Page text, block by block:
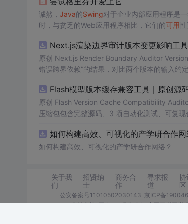
诚然， Java的Swing对于企业内部应用程序是
时，与贫乏的Web应用程序相比，它们的可用
Next.js渲染边界审计版本变更影响工
原创 Next.js Render Boundary Auditor
错误跨界依赖”的结果，对比两个版本的输入约
创与授权声明。运行时零第三方依赖，不包含
Flash模型版本缓存兼容工具｜原创源
原创 Flash Version Cache Compatibility
压缩包包含完整源码、3 项自动化测试、可复
产日志或其他受限素材。
如何构建高效、可视化的产学研合作
如何构建高效、可视化的产学研合作网络？
关于我
们
招贤纳
士
商务合
作
寻求报
道
协
区
公安备案号11010502030143 京ICP备
家长监护 网络110报警服务 中国互联网举